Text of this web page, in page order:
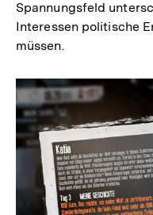
Spannungsfeld
Interessen politische
müssen.